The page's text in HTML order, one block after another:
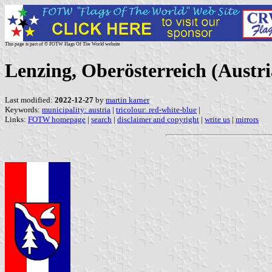
This page is part of © FOTW Flags Of The World website
Lenzing, Oberösterreich
Last modified: 2022-12-27 by martin karner
Keywords: municipality: austria | tricolour: red-white-blue |
Links: FOTW homepage | search | disclaimer and copyright | write us | mirrors